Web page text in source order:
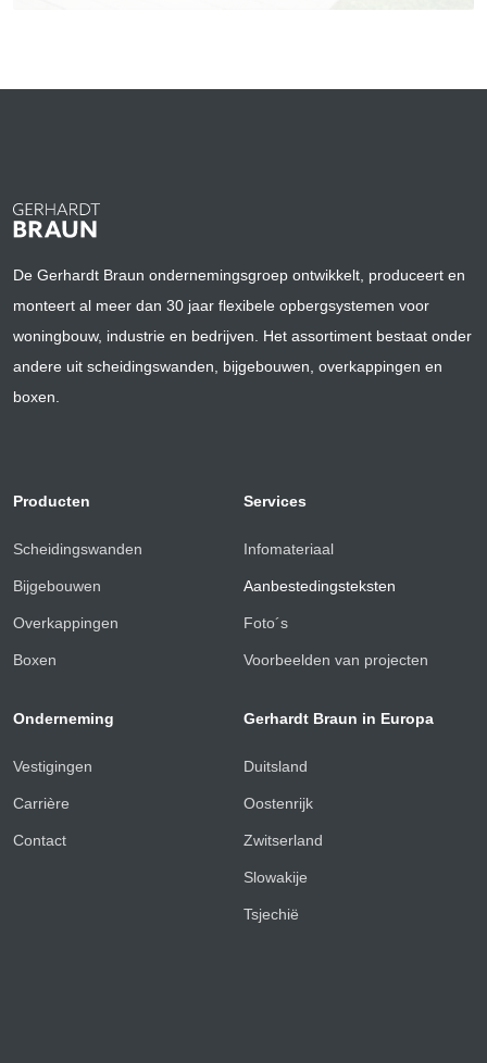
De Gerhardt Braun ondernemingsgroep ontwikkelt, produceert en
monteert al meer dan 30 jaar flexibele opbergsystemen voor
woningbouw, industrie en bedrijven. Het assortiment bestaat onder
andere uit scheidingswanden, bijgebouwen, overkappingen en
boxen.
Producten
Scheidingswanden
Bijgebouwen
Overkappingen
Boxen
Services
Infomateriaal
Aanbestedingsteksten
Foto´s
Voorbeelden van projecten
Onderneming
Vestigingen
Carrière
Contact
Gerhardt Braun in Europa
Duitsland
Oostenrijk
Zwitserland
Slowakije
Tsjechië